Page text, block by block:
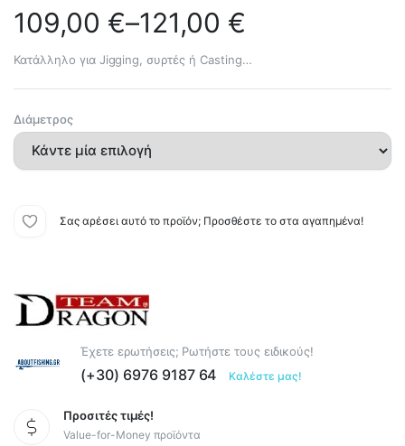
109,00 €–121,00 €
Κατάλληλο για Jigging, συρτές ή Casting…
Διάμετρος
Σας αρέσει αυτό το προϊόν; Προσθέστε το στα αγαπημένα!
Έχετε ερωτήσεις; Ρωτήστε τους ειδικούς!
(+30) 6976 9187 64 Καλέστε μας!
Προσιτές τιμές!
Value-for-Money προϊόντα